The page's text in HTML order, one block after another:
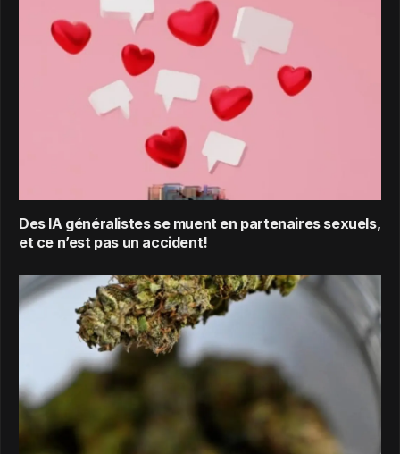
Des IA généralistes se muent en partenaires sexuels,
et ce n’est pas un accident!